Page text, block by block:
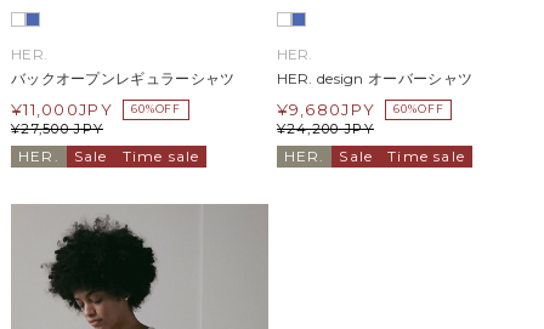
HER.
バックオープンレギュラーシャツ
¥27,500 JPY
¥11,000JPY 60%OFF
HER. Sale Time sale
HER.
HER. design オーバーシャツ
¥24,200 JPY
¥9,680JPY 60%OFF
HER. Sale Time sale